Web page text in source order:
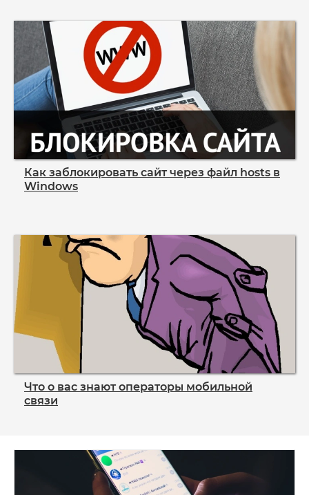
Как заблокировать сайт через файл hosts в
Windows
Что о вас знают операторы мобильной
связи